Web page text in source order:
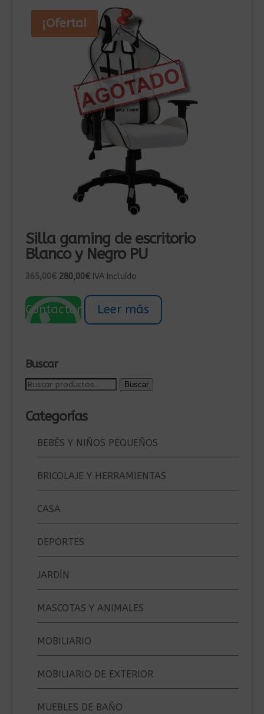
¡Oferta!
Silla gaming de escritorio
Blanco y Negro PU
365,00€ El
original
era:
280,00€El
actual
es:
IVA Incluído
Contactar Leer más
Buscar
Buscar
Buscar
Categorías
BEBÉS Y NIÑOS PEQUEÑOS
BRICOLAJE Y HERRAMIENTAS
CASA
DEPORTES
JARDÍN
MASCOTAS Y ANIMALES
MOBILIARIO
MOBILIARIO DE EXTERIOR
MUEBLES DE BAÑO